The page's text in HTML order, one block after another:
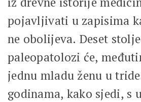
pojavljivati u zapisima
ne obolijeva. Deset
paleopatolozi će,
jednu mladu ženu u
godinama, kako sjedi, s